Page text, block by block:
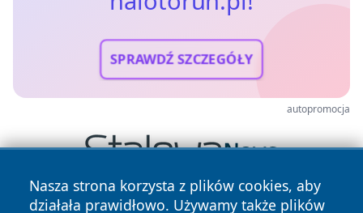
SPRAWDŹ SZCZEGÓŁY
autopromocja
Nasza strona korzysta z plików cookies, aby
działała prawidłowo. Używamy także plików